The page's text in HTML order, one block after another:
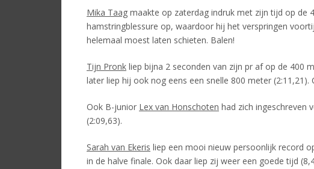
Mika Taag maakte op zaterdag indruk met zijn tijd op de
hamstringblessure op, waardoor hij het verspringen
helemaal moest laten schieten. Balen!
Tijn Pronk liep bijna 2 seconden van zijn pr af op de 400
later liep hij ook nog eens een snelle 800 meter (2:11,21).
Ook B-junior Lex van Honschoten had zich ingeschreven
(2:09,63).
Sarah van Ekeris liep een mooi nieuw persoonlijk record
in de halve finale. Ook daar liep zij weer een goede tijd